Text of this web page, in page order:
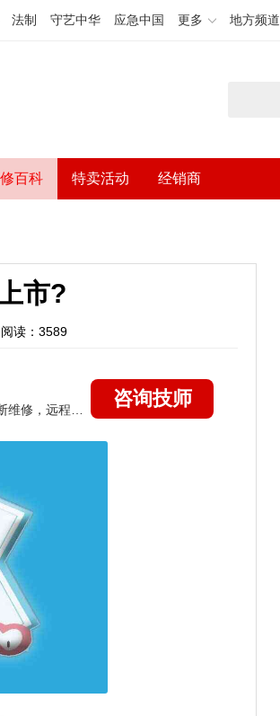
法制 守艺中华 应急中国 更多 地方频道
百科 特卖活动 经销商
市?
阅读：3589
咨询技师